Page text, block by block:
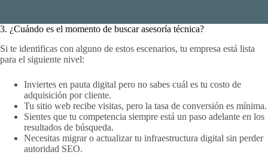
3. ¿Cuándo es el momento de buscar asesoría técnica?
Si te identificas con alguno de estos escenarios, tu empresa está lista
para el siguiente nivel:
Inviertes en pauta digital pero no sabes cuál es tu costo de
adquisición por cliente.
Tu sitio web recibe visitas, pero la tasa de conversión es mínima.
Sientes que tu competencia siempre está un paso adelante en los
resultados de búsqueda.
Necesitas migrar o actualizar tu infraestructura digital sin perder
autoridad SEO.